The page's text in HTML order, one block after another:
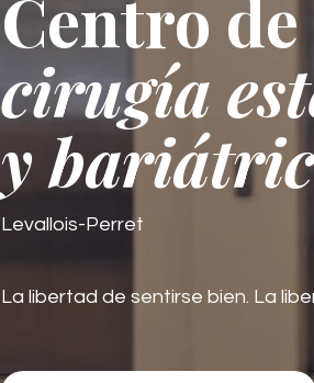
Centro
cirugía
y
Levallois-Perret
La libertad de sentirse bien. La